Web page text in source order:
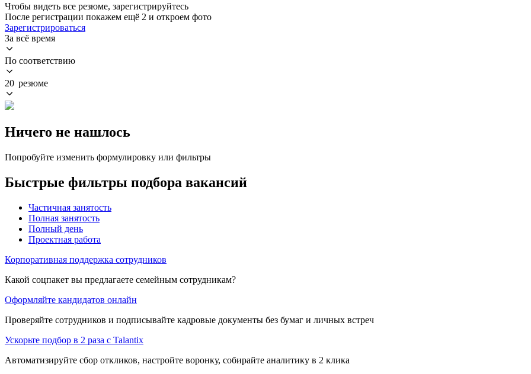
Чтобы видеть все резюме, зарегистрируйтесь
После регистрации покажем ещё 2 и откроем фото
Зарегистрироваться
За всё время
По соответствию
20 резюме
Ничего не нашлось
Попробуйте изменить формулировку или фильтры
Быстрые фильтры подбора вакансий
Частичная занятость
Полная занятость
Полный день
Проектная работа
Корпоративная поддержка сотрудников
Какой соцпакет вы предлагаете семейным сотрудникам?
Оформляйте кандидатов онлайн
Проверяйте сотрудников и подписывайте кадровые документы без бумаг и личных встреч
Ускорьте подбор в 2 раза с Talantix
Автоматизируйте сбор откликов, настройте воронку, собирайте аналитику в 2 клика